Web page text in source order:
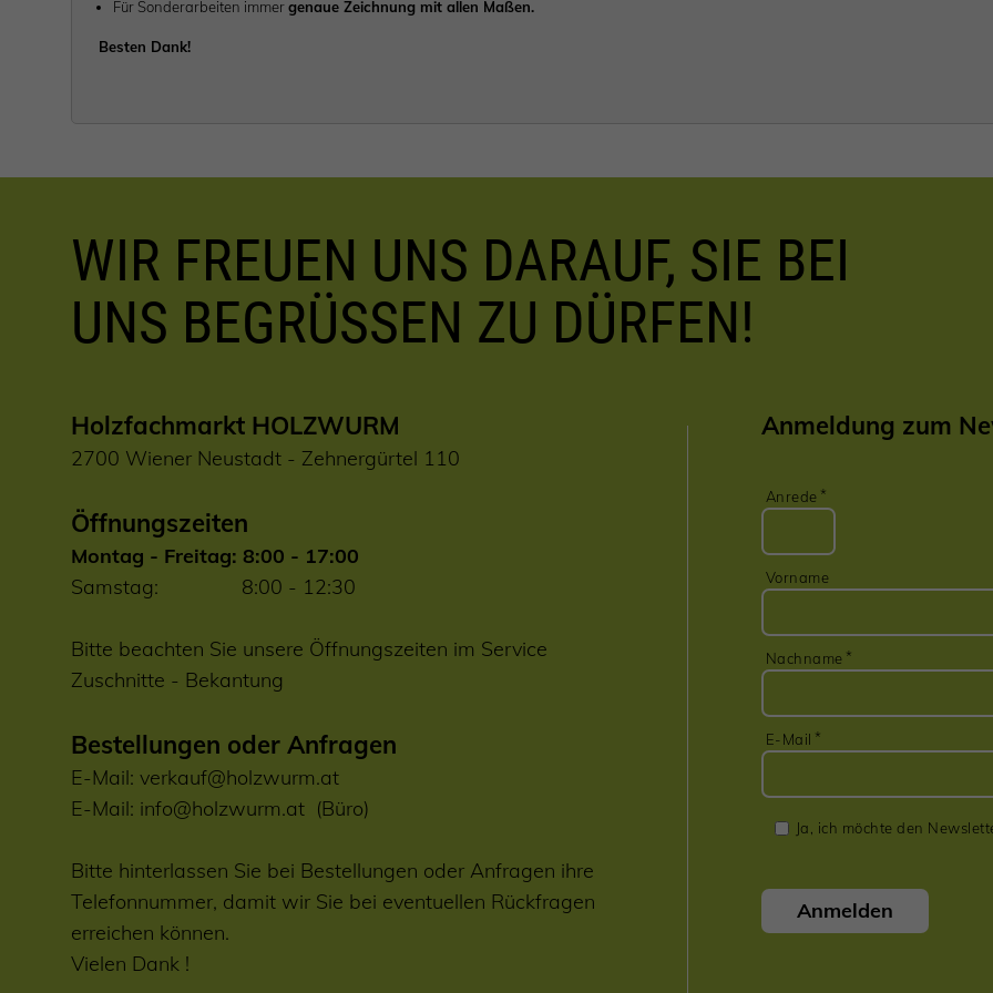
Für Sonderarbeiten immergenaue Zeichnung mit allen Maßen.
Besten Dank!
WIR FREUEN UNS DARAUF, SIE BEI
UNS BEGRÜSSEN ZU DÜRFEN!
Holzfachmarkt HOLZWURM
2700 Wiener Neustadt - Zehnergürtel 110
Öffnungszeiten
Montag - Freitag: 8:00 - 17:00
Samstag: 8:00 - 12:30
Bitte beachten Sie unsere Öffnungszeiten im Service
Zuschnitte - Bekantung
Bestellungen oder Anfragen
E-Mail: verkauf@holzwurm.at
E-Mail: info@holzwurm.at (Büro)
Bitte hinterlassen Sie bei Bestellungen oder Anfragen ihre
Telefonnummer, damit wir Sie bei eventuellen Rückfragen
erreichen können.
Vielen Dank !
Anmeldung zum
Anrede
Vorname
Nachname
E-Mail
Ja, ich möchte den
Anmelden